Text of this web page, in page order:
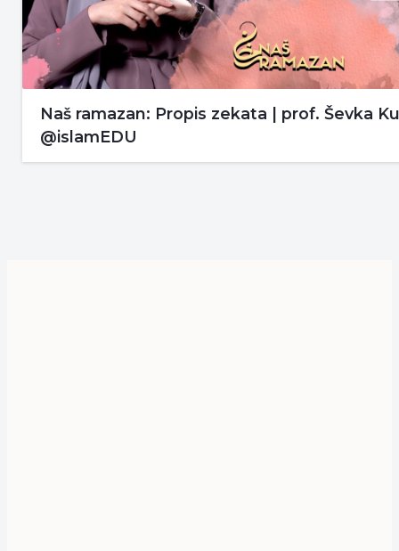
Naš ramazan: Propis zekata | prof. Ševka
@islamEDU